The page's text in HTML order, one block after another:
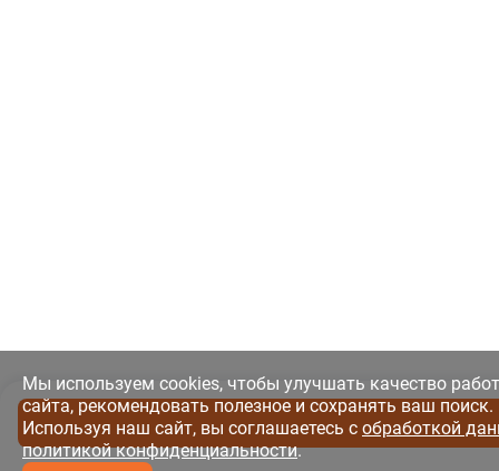
Мы используем cookies, чтобы улучшать качество
сайта, рекомендовать полезное и сохранять ваш поиск.
Используя наш сайт, вы соглашаетесь с обработкой
политикой конфиденциальности.